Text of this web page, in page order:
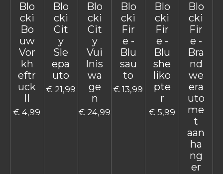
Blo
cki
Bo
uw
Vor
kh
eftr
uck
€ 4,99
Blo
cki
Cit
y
Sle
epa
uto
€ 21,99
Blo
cki
Cit
y
Vui
lnis
wa
ge
n
€ 24,99
Blo
cki
Fir
e -
Blu
sau
to
€ 13,99
Blo
cki
Fir
e -
Blu
she
liko
pte
r
€ 5,99
Blo
cki
Fir
e -
Bra
nd
we
era
uto
me
t
aan
ha
ng
er